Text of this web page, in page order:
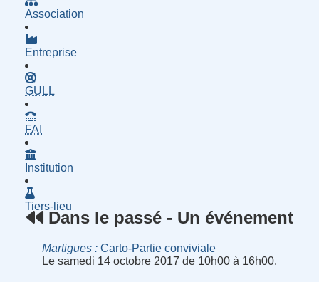
Association
Entreprise
GULL
FAI
Institution
Tiers-lieu
Dans le passé - Un événement
Martigues
Carto-Partie conviviale
Le samedi 14 octobre 2017 de 10h00 à 16h00.